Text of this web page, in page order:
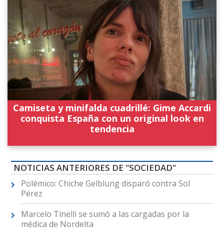
Camiseta y minifalda cuadrillé: Gime Accardi
conquista España con un original look en
tendencia
NOTICIAS ANTERIORES DE "SOCIEDAD"
Polémico: Chiche Gelblung disparó contra Sol
Pérez
Marcelo Tinelli se sumó a las cargadas por la
médica de Nordelta